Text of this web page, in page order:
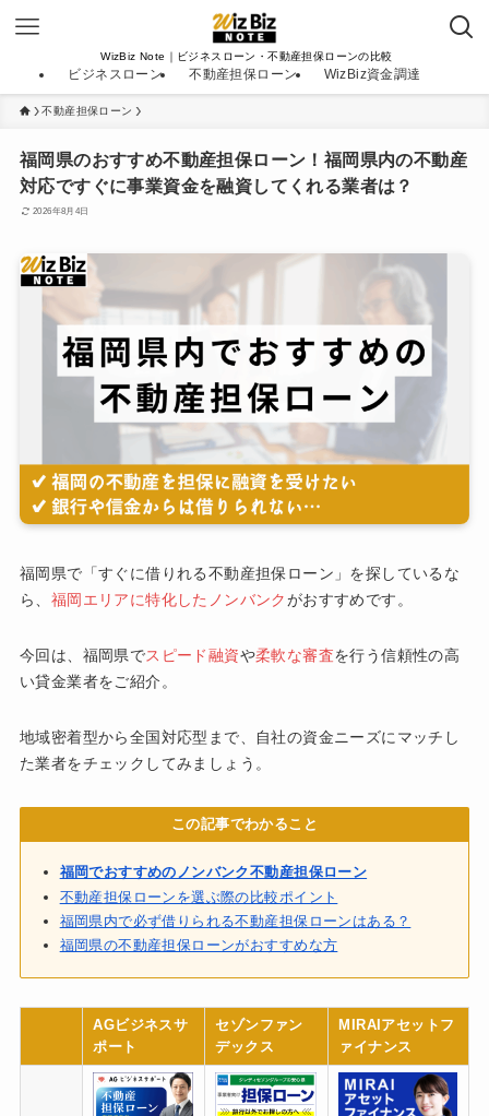
WizBiz Note｜ビジネスローン・不動産担保ローンの比較
ビジネスローン 不動産担保ローン WizBiz資金調達
不動産担保ローン
福岡県のおすすめ不動産担保ローン！福岡県内の不動産
対応ですぐに事業資金を融資してくれる業者は？
2026年8月4日
福岡県で「すぐに借りれる不動産担保ローン」を探しているな
ら、 福岡エリアに特化したノンバンク がおすすめです。
今回は、福岡県でスピード融資や柔軟な審査を行う信頼性の高
い貸金業者をご紹介。
地域密着型から全国対応型まで、自社の資金ニーズにマッチし
た業者をチェックしてみましょう。
この記事でわかること
福岡でおすすめのノンバンク不動産担保ローン
不動産担保ローンを選ぶ際の比較ポイント
福岡県内で必ず借りられる不動産担保ローンはある？
福岡県の不動産担保ローンがおすすめな方
AGビジネスサ
ポート
セゾンファン
デックス
MIRAIアセットフ
ァイナンス